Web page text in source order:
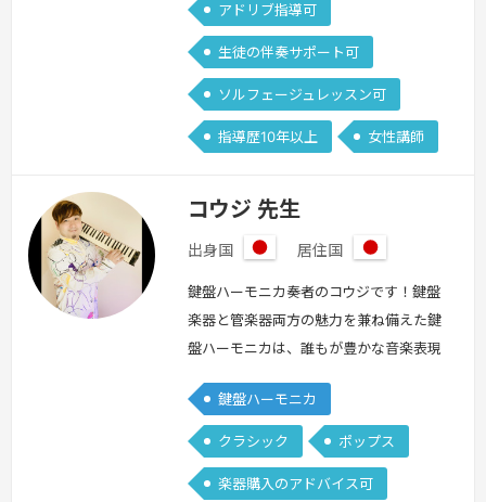
アドリブ指導可
生徒の伴奏サポート可
ソルフェージュレッスン可
指導歴10年以上 女性講師
コウジ 先生
出身国
本
居住国
本
鍵盤ハーモニカ奏者のコウジです！鍵盤
楽器と管楽器両方の魅力を兼ね備えた鍵
盤ハーモニカは、誰もが豊かな音楽表現
では初めての方向けの基礎基本講座か
ら、ビブラート・タンギング・ブレスコ
ントロール・指使いなどの様々なテクニ
ック、表現の仕方、アレンジの工夫、他
鍵盤ハーモニカ
クラシック ポップス
楽器購入のアドバイス可